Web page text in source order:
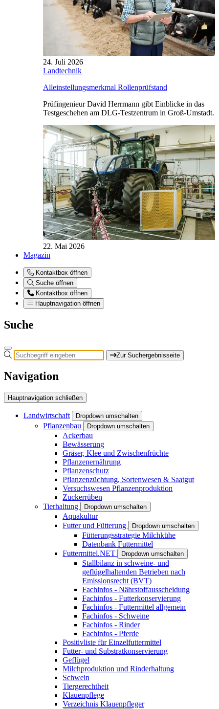
24. Juli 2026
Landtechnik
Alleinstellungsmerkmal Rollenprüfstand
Prüfingenieur David Herrmann gibt Einblicke in das
Testgeschehen am DLG-Testzentrum in Groß-Umstadt.
22. Mai 2026
Magazin
Kontaktbox öffnen
Suche öffnen
Kontaktbox öffnen
Hauptnavigation öffnen
Suche
Zur Suchergebnisseite
Navigation
Hauptnavigation schließen
Landwirtschaft Dropdown umschalten
Pflanzenbau Dropdown umschalten
Ackerbau
Bewässerung
Gräser, Klee und Zwischenfrüchte
Pflanzenernährung
Pflanzenschutz
Pflanzenzüchtung, Sortenwesen & Saatgut
Versuchswesen Pflanzenproduktion
Zuckerrüben
Tierhaltung
Dropdown umschalten
Aquakultur
Futter und Fütterung
Dropdown umschalten
Fütterungsstrategie Milchkühe
Datenbank Futtermittel
Futtermittel.NET
Dropdown umschalten
Stallbilanz in schweine- und
geflügelhaltenden Betrieben nach
Emissionsrecht (BVT)
Fachinfos - Nährstoffausscheidung
Fachinfos - Futterkonservierung
Fachinfos - Futtermittel allgemein
Fachinfos - Schweine
Fachinfos - Rinder
Fachinfos - Pferde
Positivliste für Einzelfuttermittel
Futter- und Substratkonservierung
Geflügel
Milchproduktion und Rinderhaltung
Schwein
Tiergerechtheit
Klauenpflege
Verzeichnis Klauenpfleger